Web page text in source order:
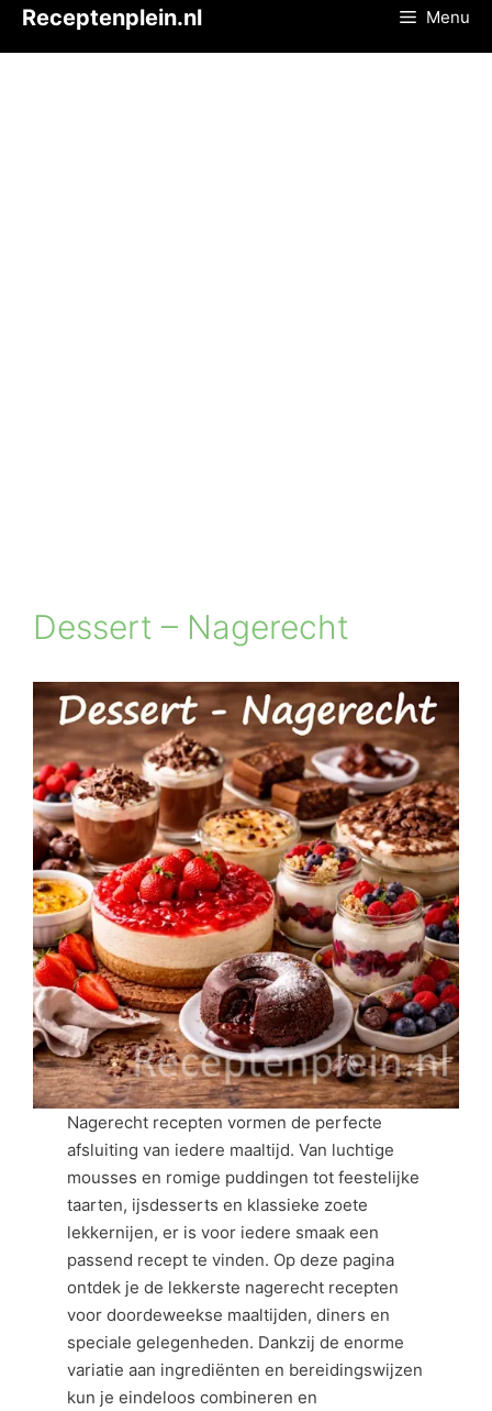
Receptenplein.nl Menu
Dessert – Nagerecht
Nagerecht recepten vormen de perfecte
afsluiting van iedere maaltijd. Van luchtige
mousses en romige puddingen tot feestelijke
taarten, ijsdesserts en klassieke zoete
lekkernijen, er is voor iedere smaak een
passend recept te vinden. Op deze pagina
ontdek je de lekkerste nagerecht recepten
voor doordeweekse maaltijden, diners en
speciale gelegenheden. Dankzij de enorme
variatie aan ingrediënten en bereidingswijzen
kun je eindeloos combineren en